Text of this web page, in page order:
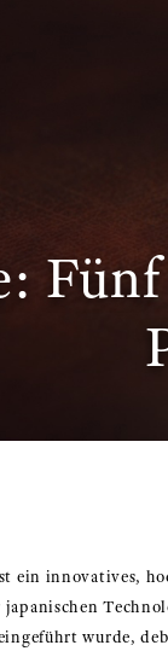
ein innovatives,
wurde,